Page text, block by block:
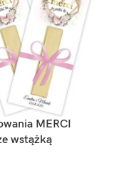
MERCI
wstążką